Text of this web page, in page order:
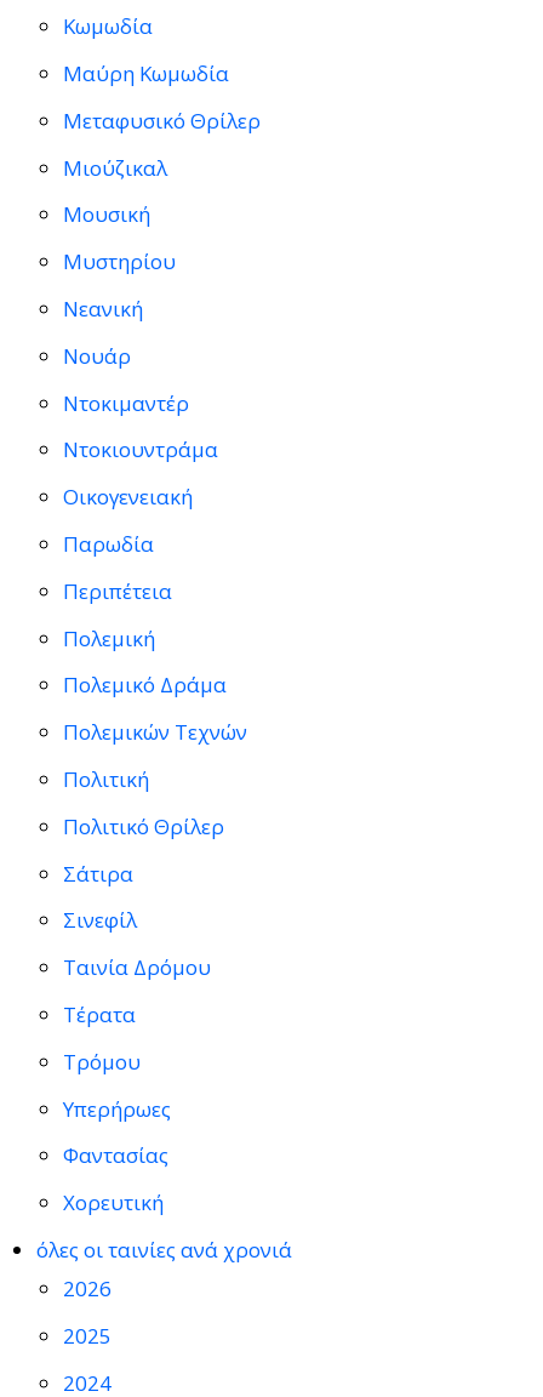
Κωμωδία
Μαύρη Κωμωδία
Μεταφυσικό Θρίλερ
Μιούζικαλ
Μουσική
Μυστηρίου
Νεανική
Νουάρ
Ντοκιμαντέρ
Ντοκιουντράμα
Οικογενειακή
Παρωδία
Περιπέτεια
Πολεμική
Πολεμικό Δράμα
Πολεμικών Τεχνών
Πολιτική
Πολιτικό Θρίλερ
Σάτιρα
Σινεφίλ
Ταινία Δρόμου
Τέρατα
Τρόμου
Υπερήρωες
Φαντασίας
Χορευτική
όλες οι ταινίες ανά χρονιά
2026
2025
2024